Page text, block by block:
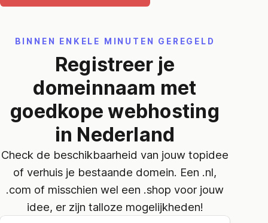
BINNEN ENKELE MINUTEN GEREGELD
Registreer je
domeinnaam met
goedkope webhosting
in Nederland
Check de beschikbaarheid van jouw topidee
of verhuis je bestaande domein. Een .nl,
.com of misschien wel een .shop voor jouw
idee, er zijn talloze mogelijkheden!